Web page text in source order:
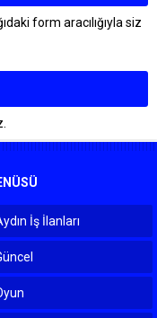
form aracılığıyla siz
İş İlanları